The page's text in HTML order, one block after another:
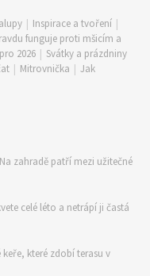
| Inspirace a tvoření |
funguje proti mšicím a
2026 | Svátky a prázdniny
| Mitrovnička | Jak
zahradě patří mezi užitečné
celé léto a netrápí ji častá
které zdobí terasu v